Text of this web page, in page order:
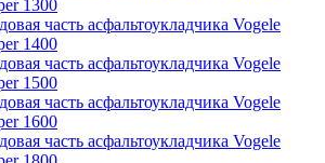
1300
часть асфальтоукладчика Vogele
1400
часть асфальтоукладчика Vogele
1500
часть асфальтоукладчика Vogele
1600
часть асфальтоукладчика Vogele